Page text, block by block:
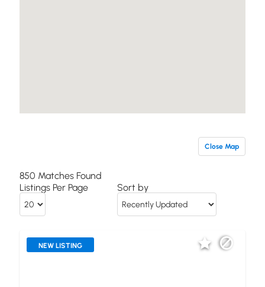
Close Map
850 Matches Found
Listings Per Page
Sort by
NEW LISTING